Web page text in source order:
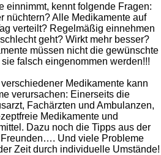
einnimmt, kennt folgende Fragen:
nüchtern? Alle Medikamente auf
verteilt? Regelmäßig einnehmen
geht? Wirkt mehr besser?
müssen nicht die gewünschte
falsch eingenommen werden!!!
Medikamente kann
verursachen: Einerseits die
Fachärzten und Ambulanzen,
Medikamente und
Dazu noch die Tipps aus der
Und viele Probleme
Zeit durch individuelle Umstände!